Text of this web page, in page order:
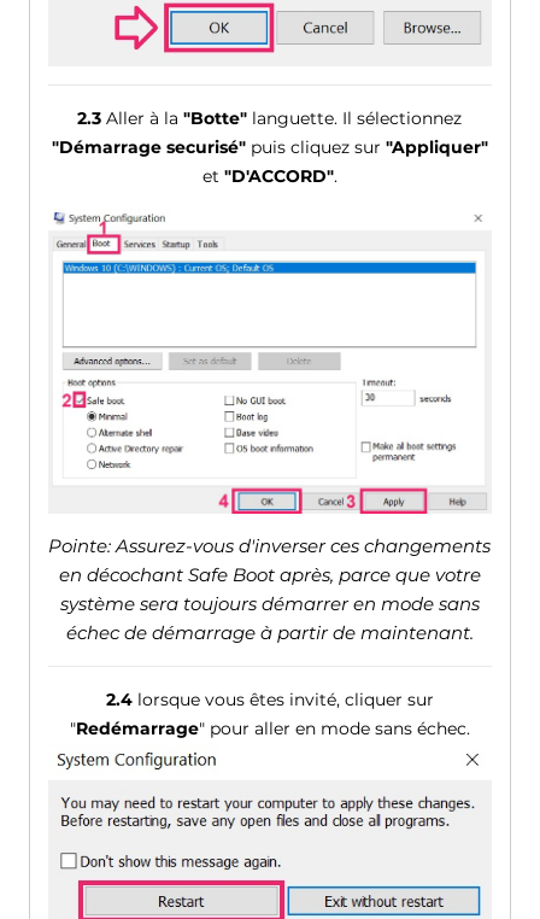
2.3 Aller à la"Botte" languette. Il sélectionnez
"Démarrage securisé"puis cliquez sur "Appliquer"
et "D'ACCORD".
Pointe: Assurez-vous d'inverser ces changements
en décochant Safe Boot après, parce que votre
système sera toujours démarrer en mode sans
échec de démarrage à partir de maintenant.
2.4lorsque vous êtes invité, cliquer sur
"Redémarrage" pour aller en mode sans échec.